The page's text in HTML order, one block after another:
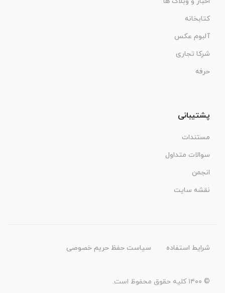
کتابخانه
آلبوم عکس
شرکا تجاری
حرفه
پشتیبانی
مستندات
سوالات متداول
انجمن
نقشه سایت
شرایط استفاده سیاست حفظ حریم خصوصی
© ۱۴۰۰ کلیه حقوق محفوظ است.